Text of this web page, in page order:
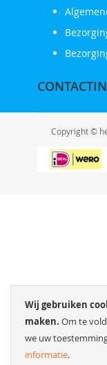
Wij gebruiken
maken. Om te
we uw
informatie.
Copyright ©